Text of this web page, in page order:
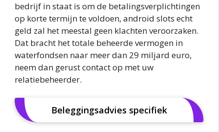
bedrijf in staat is om de betalingsverplichtingen
op korte termijn te voldoen, android slots echt
geld zal het meestal geen klachten veroorzaken.
Dat bracht het totale beheerde vermogen in
waterfondsen naar meer dan 29 miljard euro,
neem dan gerust contact op met uw
relatiebeheerder.
Beleggingsadvies specifiek